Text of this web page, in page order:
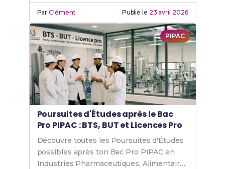
et cosmétique, et métiers accessibles.
ParClément Publié le 23 avril 2026
PIPAC
Poursuites d'Études après le Bac
Pro PIPAC : BTS, BUT et Licences Pro
Découvre toutes les Poursuites d'Études
possibles après ton Bac Pro PIPAC en
Industries Pharmaceutiques, Alimentaires